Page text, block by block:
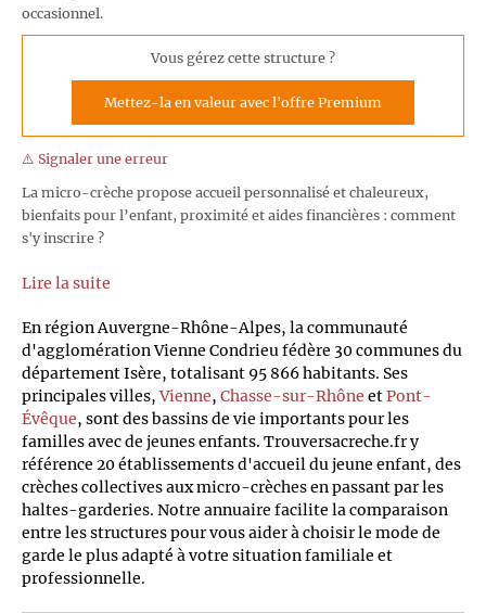
occasionnel.
Vous gérez cette structure ?
Mettez-la en valeur avec l'offre Premium
⚠️ Signaler une erreur
La micro-crèche propose accueil personnalisé et chaleureux,
bienfaits pour l’enfant, proximité et aides financières : comment
s'y inscrire ?
Lire la suite
En région Auvergne-Rhône-Alpes, la communauté
d'agglomération Vienne Condrieu fédère 30 communes du
département Isère, totalisant 95 866 habitants. Ses
principales villes,Vienne, Chasse-sur-Rhône etPont-
Évêque, sont des bassins de vie importants pour les
familles avec de jeunes enfants. Trouversacreche.fr y
référence 20 établissements d'accueil du jeune enfant, des
crèches collectives aux micro-crèches en passant par les
haltes-garderies. Notre annuaire facilite la comparaison
entre les structures pour vous aider à choisir le mode de
garde le plus adapté à votre situation familiale et
professionnelle.